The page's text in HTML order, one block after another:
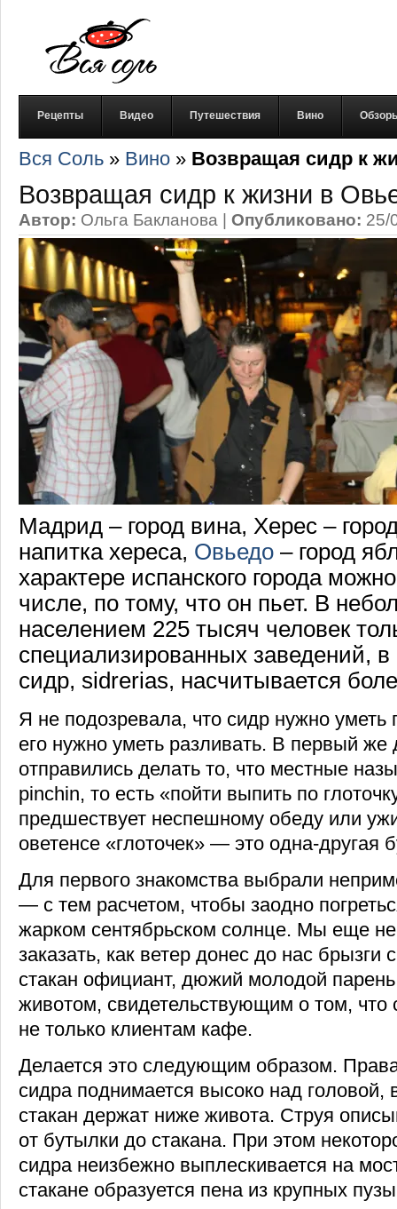
Рецепты Видео Путешествия Вино
Вся Соль » Вино » Возвращая сидр к
Возвращая сидр к жизни в
Автор: Ольга Бакланова | Опубликовано: 25/
Мадрид – город вина, Херес –
напитка хереса, Овьедо – город
характере испанского города
числе, по тому, что он пьет. В
населением 225 тысяч человек
специализированных заведений,
сидр, sidrerias, насчитывается
Я не подозревала, что сидр нужно уметь
его нужно уметь разливать. В первый
отправились делать то, что местные
pinchin, то есть «пойти выпить по
предшествует неспешному обеду или
оветенсе «глоточек» — это одна-другая
Для первого знакомства выбрали
— с тем расчетом, чтобы заодно
жарком сентябрьском солнце. Мы еще не
заказать, как ветер донес до нас брызги
стакан официант, дюжий молодой
животом, свидетельствующим о том, что
не только клиентам кафе.
Делается это следующим образом.
сидра поднимается высоко над головой,
стакан держат ниже живота. Струя
от бутылки до стакана. При этом
сидра неизбежно выплескивается на
стакане образуется пена из крупных